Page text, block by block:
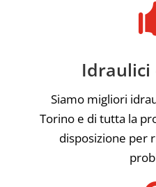
Idraulici
Siamo migliori
Torino e di tutta la
disposizione per